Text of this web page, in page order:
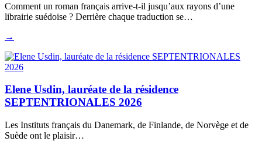
Comment un roman français arrive-t-il jusqu’aux rayons d’une
librairie suédoise ? Derrière chaque traduction se…
→
Elene Usdin, lauréate de la résidence
SEPTENTRIONALES 2026
Les Instituts français du Danemark, de Finlande, de Norvège et de
Suède ont le plaisir…